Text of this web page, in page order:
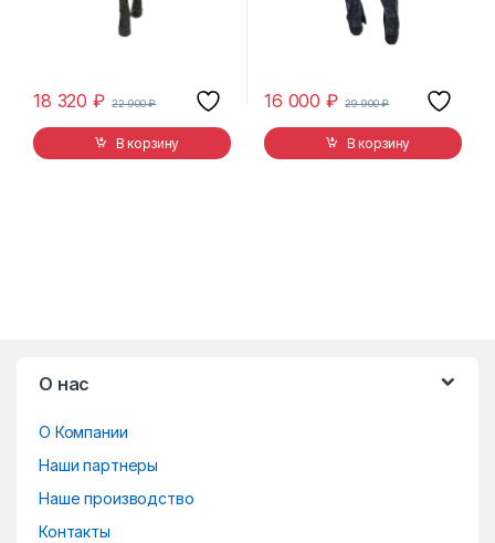
18 320₽ 22 900₽
В корзину
16 000₽ 29 900₽
В корзину
О нас
О Компании
Наши партнеры
Наше производство
Контакты